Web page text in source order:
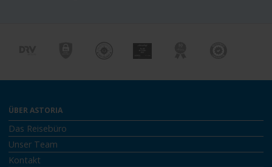
ÜBER ASTORIA
Das Reisebüro
Unser Team
Kontakt